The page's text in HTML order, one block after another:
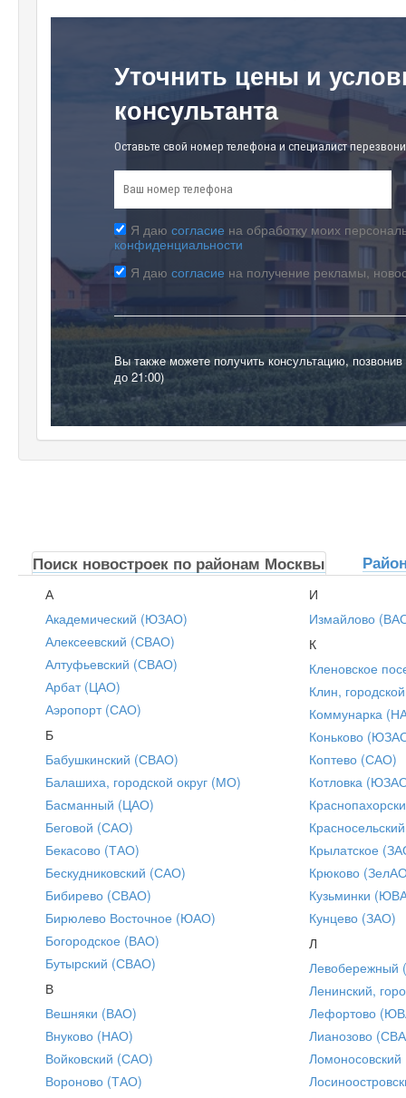
Уточнить цены и
консультанта
Оставьте свой номер телефона и специалист
Я даю согласие на обработку моих
конфиденциальности
Я даю согласие на получение рекламы,
Вы также можете получить консультацию,
до 21:00)
Поиск новостроек по районам Москвы
А
Академический (ЮЗАО)
Алексеевский (СВАО)
Алтуфьевский (СВАО)
Арбат (ЦАО)
Аэропорт (САО)
Б
Бабушкинский (СВАО)
Балашиха, городской округ (МО)
Басманный (ЦАО)
Беговой (САО)
Бекасово (ТАО)
Бескудниковский (САО)
Бибирево (СВАО)
Бирюлево Восточное (ЮАО)
Богородское (ВАО)
Бутырский (СВАО)
В
Вешняки (ВАО)
Внуково (НАО)
Войковский (САО)
Вороново (ТАО)
И
Измайлово
К
Кленовское
Клин,
Коммунарка
Коньково
Коптево (САО)
Котловка
Крылатское
Крюково
Кузьминки
Кунцево (ЗАО)
Л
Ленинский,
Лефортово
Лианозово